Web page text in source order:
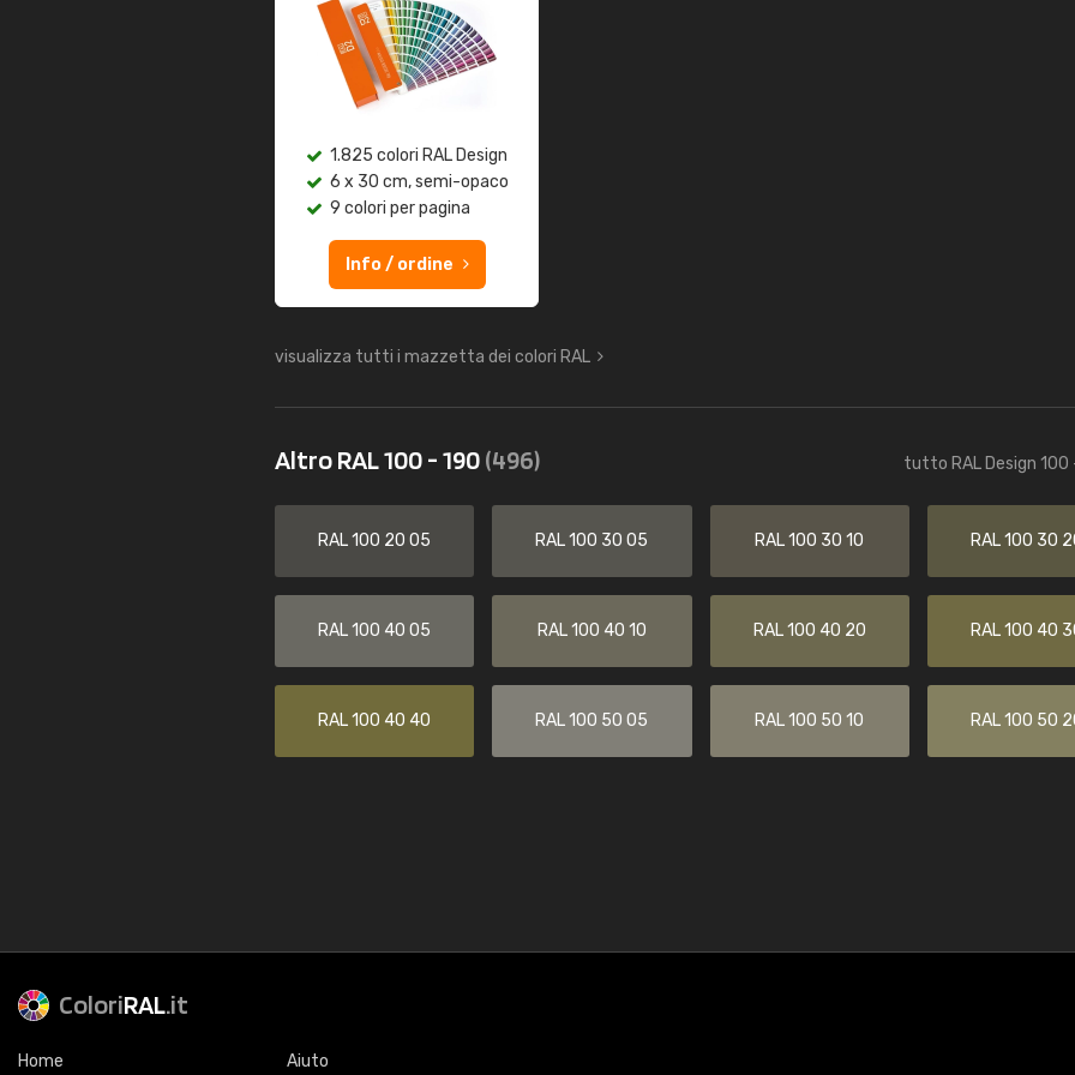
1.825 colori RAL Design
6 x 30 cm, semi-opaco
9 colori per pagina
Info / ordine
visualizza tutti i mazzetta dei colori RAL
Altro RAL 100 - 190(496) tutto RAL Design 100
RAL 100 20 05 RAL 100 30 05 RAL 100 30 10 RAL 100 30
RAL 100 40 05 RAL 100 40 10 RAL 100 40 20 RAL 100 40
RAL 100 40 40 RAL 100 50 05 RAL 100 50 10 RAL 100 50
ColoriRAL.it
Home Aiuto